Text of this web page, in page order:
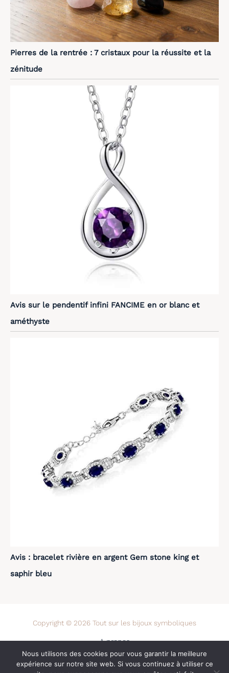
Pierres de la rentrée : 7 cristaux pour la réussite et la
zénitude
Avis sur le pendentif infini FANCIME en or blanc et
améthyste
Avis : bracelet rivière en argent Gem stone king et
saphir bleu
Copyright © 2026 Tout sur les bijoux symboliques
A propos
Contact
Mentions légales
Nous utilisons des cookies pour vous garantir la meilleure
expérience sur notre site web. Si vous continuez à utiliser ce